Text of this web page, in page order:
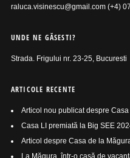
raluca.visinescu@gmail.com (+4)
UNDE NE GĂSESTI?
Strada. Frigului nr. 23-25, Bucuresti
ARTICOLE RECENTE
Articol nou publicat despre Casa
Casa LI premiată la Big SEE
Articol despre Casa de la